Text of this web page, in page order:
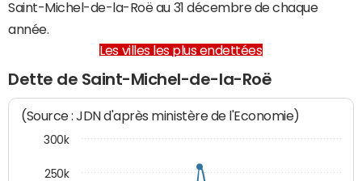
Saint-Michel-de-la-Roë au 31 décembre de chaque
année.
Les villes les plus endettées
Dette de Saint-Michel-de-la-Roë
(Source : JDN d'après ministère de l'Economie)
250k
300k